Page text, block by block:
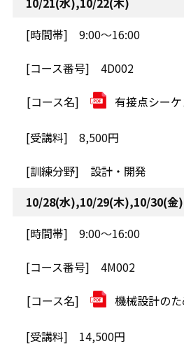
9:00～16:00
4D002
有接点シー
8,500円
設計・開発
10/28(水),10/29(木),10/30(金)
9:00～16:00
4M002
機械設計の
14,500円